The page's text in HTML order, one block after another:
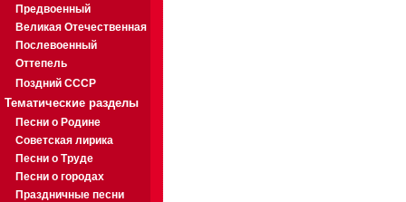
Предвоенный
Великая Отечественная
Послевоенный
Оттепель
Поздний СССР
Тематические разделы
Песни о Родине
Советская лирика
Песни о Труде
Песни о городах
Праздничные песни